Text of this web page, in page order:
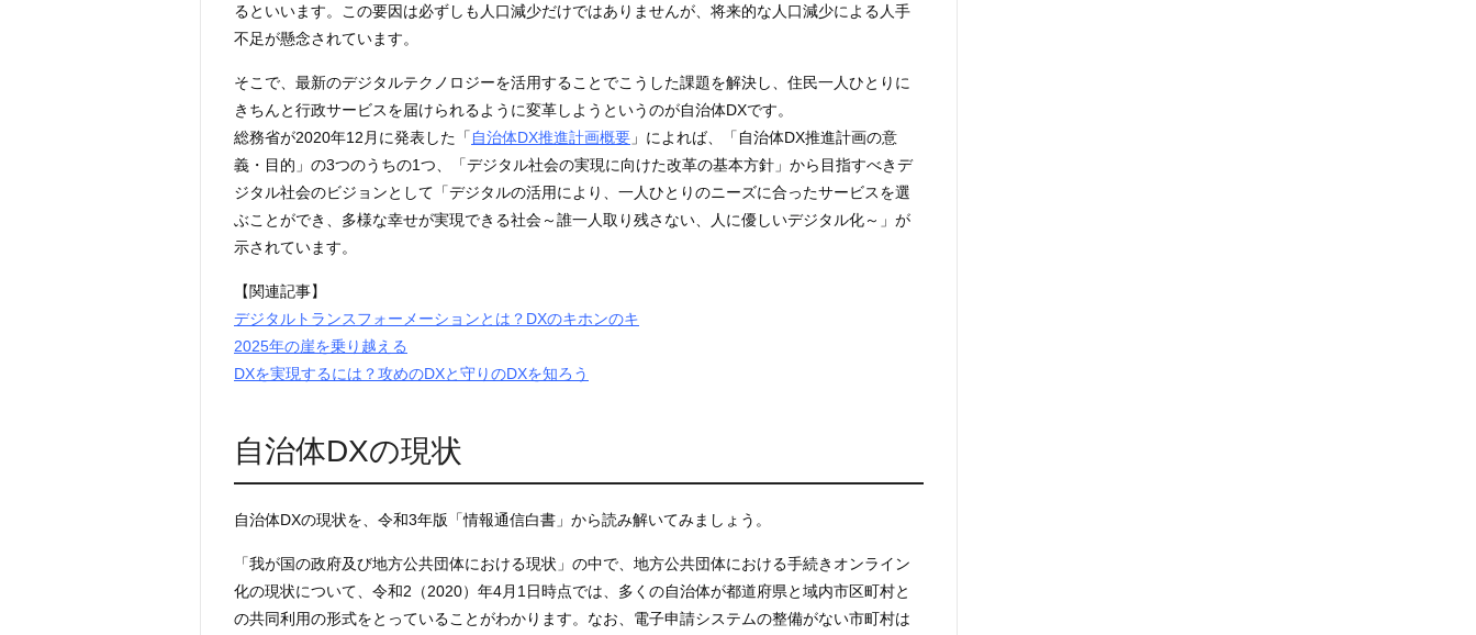
るといいます。この要因は必ずしも人口減少だけではありませんが、将来的な人口減少による人手
不足が懸念されています。
そこで、最新のデジタルテクノロジーを活用することでこうした課題を解決し、住民一人ひとりに
きちんと行政サービスを届けられるように変革しようというのが自治体DXです。
総務省が2020年12月に発表した「 自治体DX推進計画概要 」によれば、「自治体DX推進計画の意
義・目的」の3つのうちの1つ、「デジタル社会の実現に向けた改革の基本方針」から目指すべきデ
ジタル社会のビジョンとして「デジタルの活用により、一人ひとりのニーズに合ったサービスを選
ぶことができ、多様な幸せが実現できる社会～誰一人取り残さない、人に優しいデジタル化～」が
示されています。
【関連記事】
デジタルトランスフォーメーションとは？DXのキホンのキ
2025年の崖を乗り越える
DXを実現するには？攻めのDXと守りのDXを知ろう
自治体DXの現状
自治体DXの現状を、令和3年版「情報通信白書」から読み解いてみましょう。
「我が国の政府及び地方公共団体における現状」の中で、地方公共団体における手続きオンライン
化の現状について、令和2（2020）年4月1日時点では、多くの自治体が都道府県と域内市区町村と
の共同利用の形式をとっていることがわかります。なお、電子申請システムの整備がない市町村は